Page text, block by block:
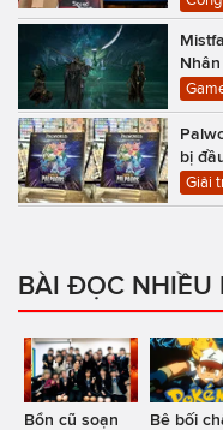
bị
Giải
BÀI ĐỌC NHIỀU
Bổn cũ soạn
Bê bối